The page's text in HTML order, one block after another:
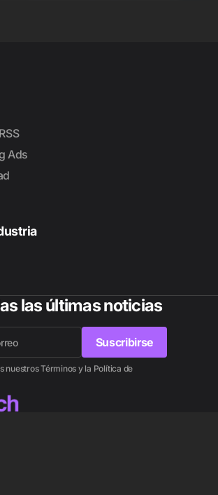
Ads
las últimas noticias
Suscribirse
Suscribirse
nuestros Términos y la Política de